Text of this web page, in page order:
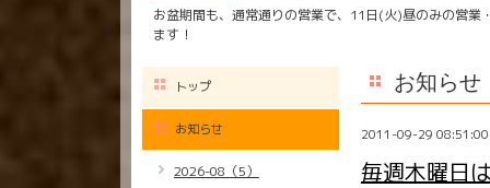
お盆期間も、通常通りの営業で、11日(火)昼のみの営
ます！
お知らせ
2011-09-29 08:51:00
毎週木曜日
トップ
お知らせ
2026-08（5）